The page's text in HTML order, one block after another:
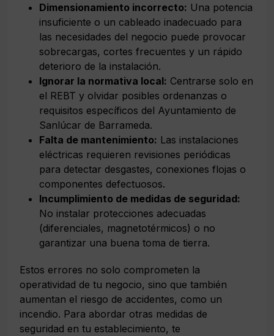
Dimensionamiento incorrecto: Una potencia
insuficiente o un cableado inadecuado para
las necesidades del negocio puede provocar
sobrecargas, cortes frecuentes y un rápido
deterioro de la instalación.
Ignorar la normativa local: Centrarse solo en
el REBT y olvidar posibles ordenanzas o
requisitos específicos del Ayuntamiento de
Sanlúcar de Barrameda.
Falta de mantenimiento: Las instalaciones
eléctricas requieren revisiones periódicas
para detectar desgastes, conexiones flojas o
componentes defectuosos.
Incumplimiento de medidas de seguridad:
No instalar protecciones adecuadas
(diferenciales, magnetotérmicos) o no
garantizar una buena toma de tierra.
Estos errores no solo comprometen la
operatividad de tu negocio, sino que también
aumentan el riesgo de accidentes, como un
incendio. Para abordar otras medidas de
seguridad en tu establecimiento, te